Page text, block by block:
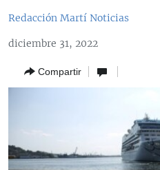
principalSOBRE CUBA
RADIO MARTÍ
Redacción Martí Noticias
diciembre 31, 2022
Compartir